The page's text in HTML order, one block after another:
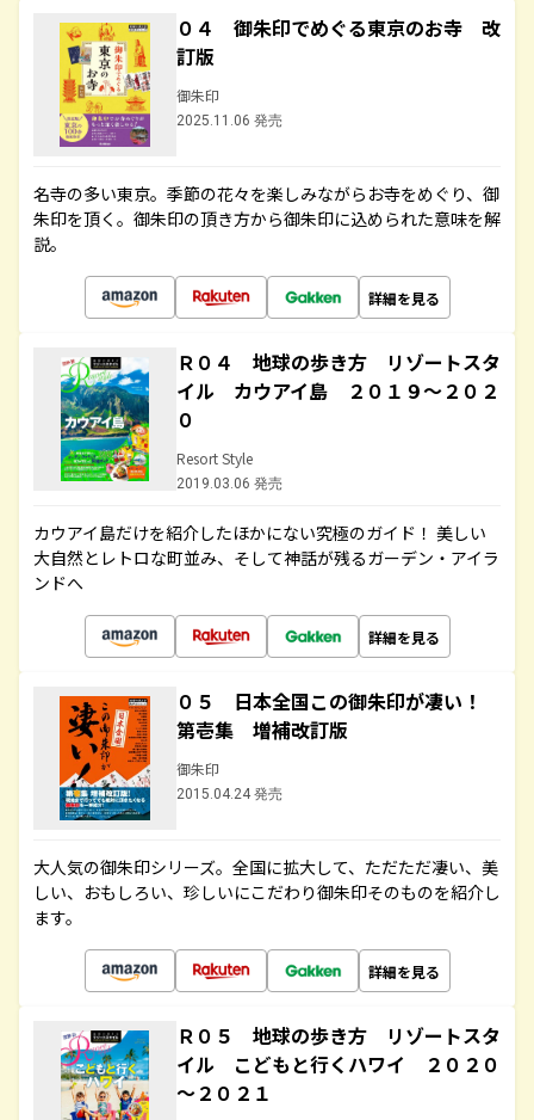
０４ 御朱印でめぐる東京のお寺 改
訂版
御朱印
2025.11.06 発売
名寺の多い東京。季節の花々を楽しみながらお寺をめぐり、御
朱印を頂く。御朱印の頂き方から御朱印に込められた意味を解
説。
詳細を見る
Ｒ０４ 地球の歩き方 リゾートスタ
イル カウアイ島 ２０１９～２０２
０
Resort Style
2019.03.06 発売
カウアイ島だけを紹介したほかにない究極のガイド！ 美しい
大自然とレトロな町並み、そして神話が残るガーデン・アイラ
ンドへ
詳細を見る
０５ 日本全国この御朱印が凄い！
第壱集 増補改訂版
御朱印
2015.04.24 発売
大人気の御朱印シリーズ。全国に拡大して、ただただ凄い、美
しい、おもしろい、珍しいにこだわり御朱印そのものを紹介し
ます。
詳細を見る
Ｒ０５ 地球の歩き方 リゾートスタ
イル こどもと行くハワイ ２０２０
～２０２１